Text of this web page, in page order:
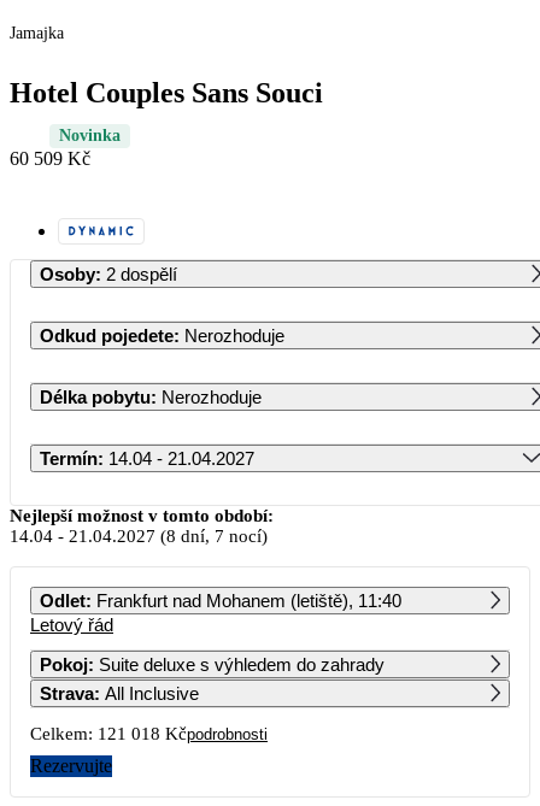
Jamajka
Hotel Couples Sans Souci
Novinka
60 509 Kč
Osoby: 2 dospělí
Odkud pojedete: Nerozhoduje
Délka pobytu: Nerozhoduje
Termín: 14.04 - 21.04.2027
Duben 2027
PO ÚT ST ČT PÁ SO NE
5 6
Nejlepší možnost v tomto období:
14.04 - 21.04.2027 (8 dní, 7 nocí)
Odlet: Frankfurt nad Mohanem (letiště), 11:40
Letový řád
Pokoj:
Suite deluxe s výhledem do zahrady
Strava: All Inclusive
Celkem: 121 018 Kčpodrobnosti
Rezervujte